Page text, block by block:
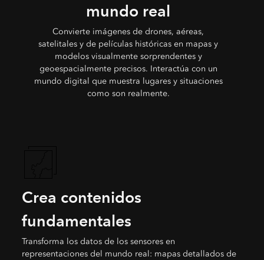
mundo real
Convierte imágenes de drones, aéreas,
satelitales y de películas históricas en mapas y
modelos visualmente sorprendentes y
geoespacialmente precisos. Interactúa con un
mundo digital que muestra lugares y situaciones
como son realmente.
Crea contenidos
fundamentales
Transforma los datos de los sensores en
representaciones del mundo real: mapas detallados de